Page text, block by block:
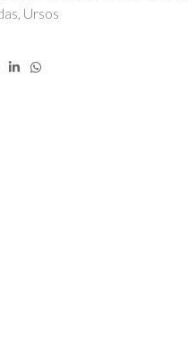
, Ursos